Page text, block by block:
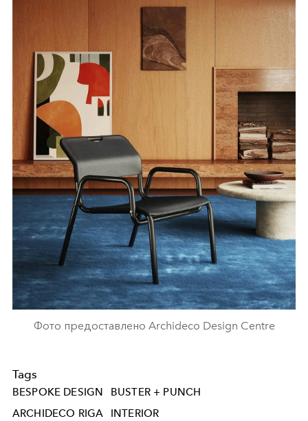
Фото предоставлено Archideco Design Centre
Tags
BESPOKE DESIGN
BUSTER + PUNCH
ARCHIDECO RIGA
INTERIOR